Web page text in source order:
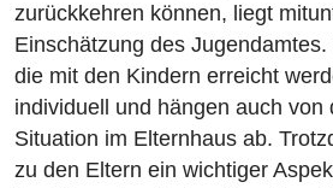
zurückkehren können, liegt
Einschätzung des
die mit den Kindern erreicht
individuell und hängen auch von
Situation im Elternhaus ab.
zu den Eltern ein wichtiger